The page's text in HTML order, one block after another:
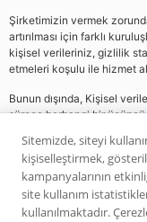
Şirketimizin vermek
artırılması için farklı
kişisel verileriniz, gizlilik
etmeleri koşulu ile hizmet
Bunun dışında, Kişisel
sürece herhangi bir üçüncü
Web sitemizde yer alan
kapsamında değildir. Bu
durumunuz ile risk ve getiri
Sitemizde, siteyi
kişiselleştirmek,
kampanyalarının
site kullanım
kullanılmaktadır.